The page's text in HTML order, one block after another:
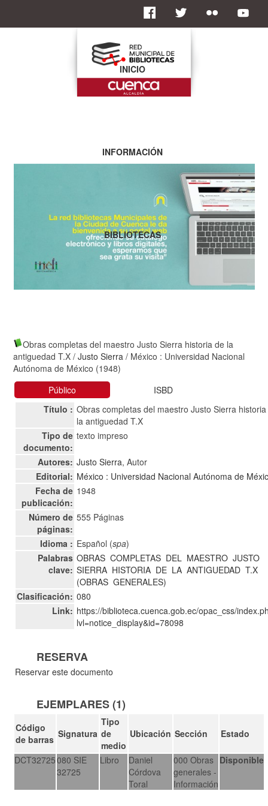
Obras completas del maestro Justo Sierra historia de la
antiguedad T.X /Justo Sierra / México : Universidad Nacional
Autónoma de México (1948)
Público
ISBD
Título : Obras completas del maestro Justo Sierra
la antiguedad T.X
Tipo de
documento:
texto impreso
Autores: Justo Sierra, Autor
Editorial: México : Universidad Nacional Autónoma de
Fecha de
publicación:
1948
Número de
páginas:
555 Páginas
Idioma : Español (spa)
Palabras
clave:
OBRAS COMPLETAS DEL MAESTRO JUSTO
SIERRA HISTORIA DE LA ANTIGUEDAD T.X
(OBRAS GENERALES)
Clasificación: 080
Link: https://biblioteca.cuenca.gob.ec/opac_css/
lvl=notice_display&id=78098
RESERVA
Reservar este documento
EJEMPLARES (1)
Código
de barras Signatura
Tipo
de
medio
Ubicación Sección Estado
DCT32725080 SIE
32725
Libro
Daniel
Córdova
Toral
000 Obras
generales -
Información
Disponible
INICIO
INFORMACIÓN
BIBLIOTECAS